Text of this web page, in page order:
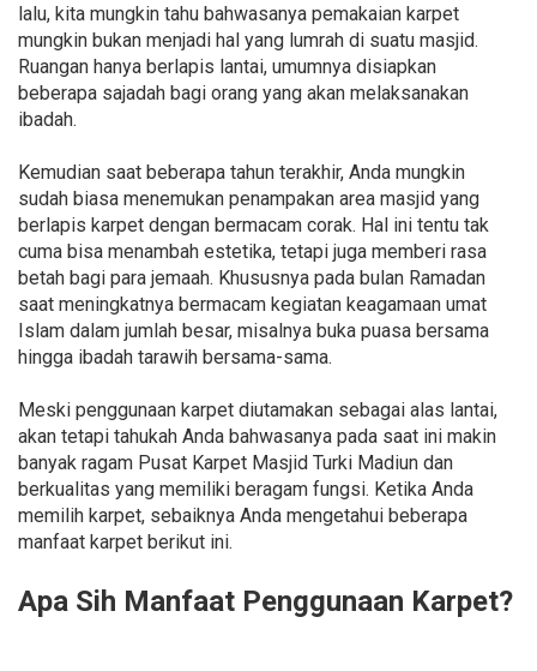
lalu, kita mungkin tahu bahwasanya pemakaian karpet
mungkin bukan menjadi hal yang lumrah di suatu masjid.
Ruangan hanya berlapis lantai, umumnya disiapkan
beberapa sajadah bagi orang yang akan melaksanakan
ibadah.
Kemudian saat beberapa tahun terakhir, Anda mungkin
sudah biasa menemukan penampakan area masjid yang
berlapis karpet dengan bermacam corak. Hal ini tentu tak
cuma bisa menambah estetika, tetapi juga memberi rasa
betah bagi para jemaah. Khususnya pada bulan Ramadan
saat meningkatnya bermacam kegiatan keagamaan umat
Islam dalam jumlah besar, misalnya buka puasa bersama
hingga ibadah tarawih bersama-sama.
Meski penggunaan karpet diutamakan sebagai alas lantai,
akan tetapi tahukah Anda bahwasanya pada saat ini makin
banyak ragam Pusat Karpet Masjid Turki Madiun dan
berkualitas yang memiliki beragam fungsi. Ketika Anda
memilih karpet, sebaiknya Anda mengetahui beberapa
manfaat karpet berikut ini.
Apa Sih Manfaat Penggunaan Karpet?